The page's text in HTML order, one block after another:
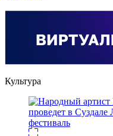
Культура